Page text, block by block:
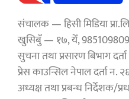
संचालक — हिसी मिडिया
खुसिबुँ — १७, येँ,
सुचना तथा प्रसारण बिभाग
प्रेस काउन्सिल नेपाल दर्ता न.
अध्यक्ष तथा प्रबन्ध निर्देशक/